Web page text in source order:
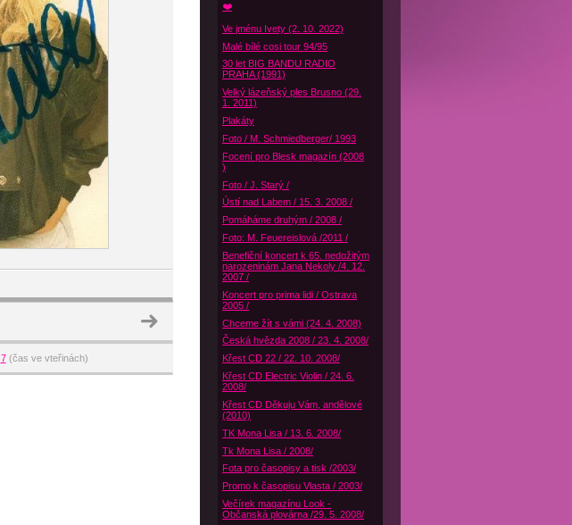
7(čas ve vteřinách)
❤️
Ve jménu Ivety (2. 10. 2022)
Malé bílé cosi tour 94/95
30 let BIG BANDU RADIO
PRAHA (1991)
Velký lázeňský ples Brusno (29.
1. 2011)
Plakáty
Foto / M. Schmiedberger/ 1993
Focení pro Blesk magazín (2008
)
Foto / J. Starý /
Ústí nad Labem / 15. 3. 2008 /
Pomáháme druhým / 2008 /
Foto: M. Feuereislová /2011 /
Benefiční koncert k 65. nedožitým
narozeninám Jana Nekoly /4. 12.
2007 /
Koncert pro prima lidi / Ostrava
2005 /
Chceme žít s vámi (24. 4. 2008)
Česká hvězda 2008 / 23. 4. 2008/
Křest CD 22 / 22. 10. 2008/
Křest CD Electric Violin / 24. 6.
2008/
Křest CD Děkuju Vám, andělové
(2010)
TK Mona Lisa / 13. 6. 2008/
Tk Mona Lisa / 2008/
Fota pro časopisy a tisk /2003/
Promo k časopisu Vlasta / 2003/
Večírek magazínu Look -
Občanská plovárna /29. 5. 2008/